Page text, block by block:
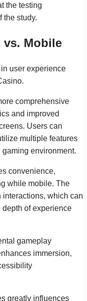
the testing
the study.
vs. Mobile
user experience
comprehensive
and improved
Users can
multiple features
environment.
convenience,
while mobile. The
which can
of experience
gameplay
immersion,
greatly influences